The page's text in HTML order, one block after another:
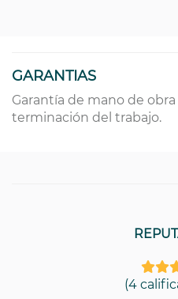
GARANTIAS
Garantía de mano de
terminación del trabajo.
(4